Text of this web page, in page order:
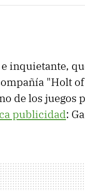
inquietante,
"Holt
de los juegos
publicidad: